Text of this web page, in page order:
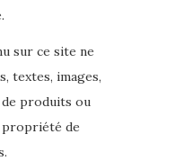
sur ce site ne
textes, images,
de produits ou
propriété de